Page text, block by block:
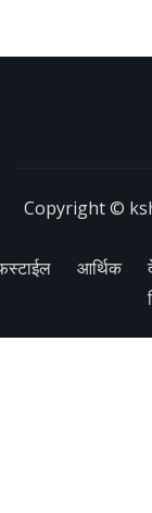
Copyright ©
आर्थिक